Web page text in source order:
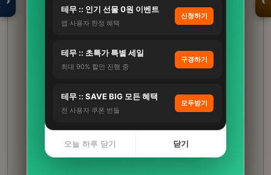
테무 :: 인기 선물 0원 이벤트
앱 사용자 한정 혜택
신청하기
테무 :: 초특가 특별 세일
최대 90% 할인 진행 중
구경하기
테무 :: SAVE BIG 모든 혜택
전 사용자 쿠폰 번들
모두받기
오늘 하루 닫기 닫기